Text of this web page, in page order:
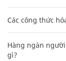
Các công thức
Hàng ngàn
gì?